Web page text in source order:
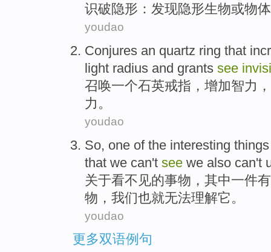
识破隐形： 发现隐形生物或物
youdao
Conjures an quartz ring that
light radius and grants see
召唤一个石英戒指 ， 增加智力 ，
力。
youdao
So, one of the interesting things
that we can't see we also can't
关于看不见的事物 ， 其中一件
物， 我们也就无法理解它。
youdao
更多双语例句